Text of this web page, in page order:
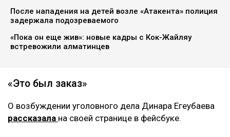
После нападения на детей возле «Атакента» полиция
задержала подозреваемого
«Пока он еще жив»: новые кадры с Кок-Жайляу
встревожили алматинцев
«Это был заказ»
О возбуждении уголовного дела Динара Егеубаева
рассказала на своей странице в фейсбуке.